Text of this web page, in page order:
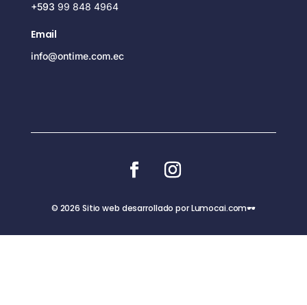
+593 99 848 4964
Email
info@ontime.com.ec
© 2026 Sitio web desarrollado por Lumocai.com🕶️